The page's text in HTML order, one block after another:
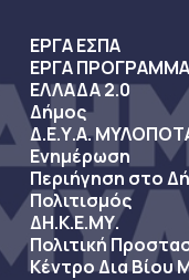
ΕΡΓΑ ΕΣΠΑ
ΕΡΓΑ
ΕΛΛΑΔΑ 2.0
Δήμος
Δ.Ε.Υ.Α.
Ενημέρωση
Περιήγηση στο
Πολιτισμός
ΔΗ.Κ.Ε.ΜΥ.
Πολιτική
Κέντρο Δια Βίου